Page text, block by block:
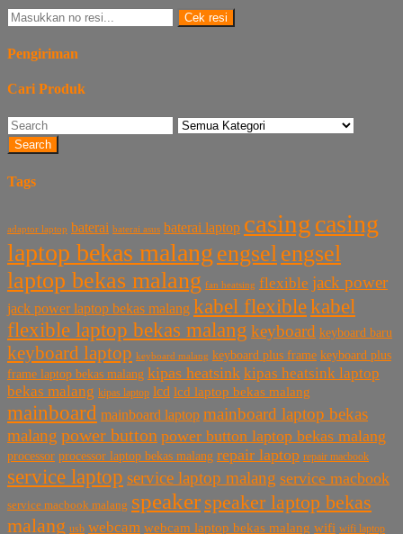
Cek resi
Pengiriman
Cari Produk
Search
Tags
adaptor laptop baterai baterai asus baterai laptop casing casing
laptop bekas malang engselengsel
laptop bekas malang fan heatsing flexible jack power
jack power laptop bekas malang kabel flexiblekabel
flexible laptop bekas malang keyboard keyboard baru
keyboard laptop keyboard malang keyboard plus frame keyboard plus
frame laptop bekas malang kipas heatsink kipas heatsink laptop
bekas malang kipas laptop lcd lcd laptop bekas malang
mainboard mainboard laptop mainboard laptop bekas
malang power button power button laptop bekas malang
processor processor laptop bekas malang repair laptop repair macbook
service laptop service laptop malang service macbook
service macbook malang speaker speaker laptop bekas
malang usb webcam webcam laptop bekas malang wifi wifi laptop